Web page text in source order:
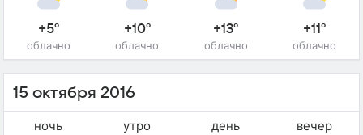
+5°
облачно
+10°
облачно
+13°
облачно
+11°
облачно
15 октября 2016
ночь утро день вечер